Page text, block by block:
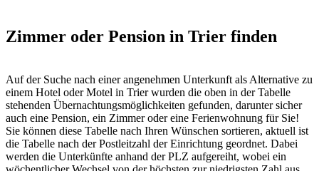
Zimmer oder Pension in Trier finden
Auf der Suche nach einer angenehmen Unterkunft als Alternative zu
einem Hotel oder Motel in Trier wurden die oben in der Tabelle
stehenden Übernachtungsmöglichkeiten gefunden, darunter sicher
auch eine Pension, ein Zimmer oder eine Ferienwohnung für Sie!
Sie können diese Tabelle nach Ihren Wünschen sortieren, aktuell ist
die Tabelle nach der Postleitzahl der Einrichtung geordnet. Dabei
werden die Unterkünfte anhand der PLZ aufgereiht, wobei ein